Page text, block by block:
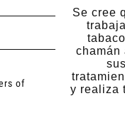
of
Se cree
chamán
y realiza